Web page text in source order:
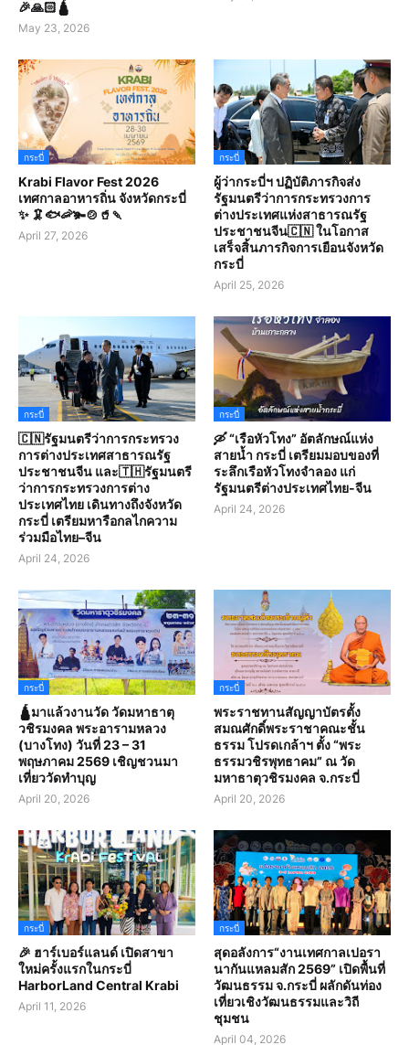
🎉🙏🏻🛕
May 23, 2026
กระบี่
Krabi Flavor Fest 2026
เทศกาลอาหารถิ่น จังหวัดกระบี่
✨ 🦑🐟🦐🫚🍲🥤🍡
April 27, 2026
กระบี่
ผู้ว่ากระบี่ฯ ปฏิบัติภารกิจส่ง
รัฐมนตรีว่าการกระทรวงการ
ต่างประเทศแห่งสาธารณรัฐ
ประชาชนจีน🇨🇳 ในโอกาส
เสร็จสิ้นภารกิจการเยือนจังหวัด
กระบี่
April 25, 2026
กระบี่
🇨🇳รัฐมนตรีว่าการกระทรวง
การต่างประเทศสาธารณรัฐ
ประชาชนจีน และ🇹🇭รัฐมนตรี
ว่าการกระทรวงการต่าง
ประเทศไทย เดินทางถึงจังหวัด
กระบี่ เตรียมหารือกลไกความ
ร่วมมือไทย–จีน
April 24, 2026
กระบี่
🛶 “เรือหัวโทง” อัตลักษณ์แห่ง
สายน้ำ กระบี่ เตรียมมอบของที่
ระลึกเรือหัวโทงจำลอง แก่
รัฐมนตรีต่างประเทศไทย-จีน
April 24, 2026
กระบี่
🛕มาแล้วงานวัด วัดมหาธาตุ
วชิรมงคล พระอารามหลวง
(บางโทง) วันที่ 23 – 31
พฤษภาคม 2569 เชิญชวนมา
เที่ยววัดทำบุญ
April 20, 2026
กระบี่
พระราชทานสัญญาบัตรตั้ง
สมณศักดิ์พระราชาคณะชั้น
ธรรม โปรดเกล้าฯ ตั้ง “พระ
ธรรมวชิรพุทธาคม” ณ วัด
มหาธาตุวชิรมงคล จ.กระบี่
April 20, 2026
กระบี่
🎉 ฮาร์เบอร์แลนด์ เปิดสาขา
ใหม่ครั้งแรกในกระบี่
HarborLand Central Krabi
April 11, 2026
กระบี่
สุดอลังการ“งานเทศกาลเปอรา
นากันแหลมสัก 2569” เปิดพื้นที่
วัฒนธรรม จ.กระบี่ ผลักดันท่อง
เที่ยวเชิงวัฒนธรรมและวิถี
ชุมชน
April 04, 2026